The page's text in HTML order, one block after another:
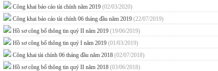
Công khai báo cáo tài chính năm 2019 (02/03/2020)
Công khai báo cáo tài chính 06 tháng đầu năm 2019 (22/07/2019)
Hồ sơ công bố thông tin quý II năm 2019 (19/06/2019)
Hồ sơ công bố thông tin quý I năm 2019 (01/03/2019)
Công khai tài chính 06 tháng đầu năm 2018 (02/07/2018)
Hồ sơ công bố thông tin quý II năm 2018 (03/06/2018)